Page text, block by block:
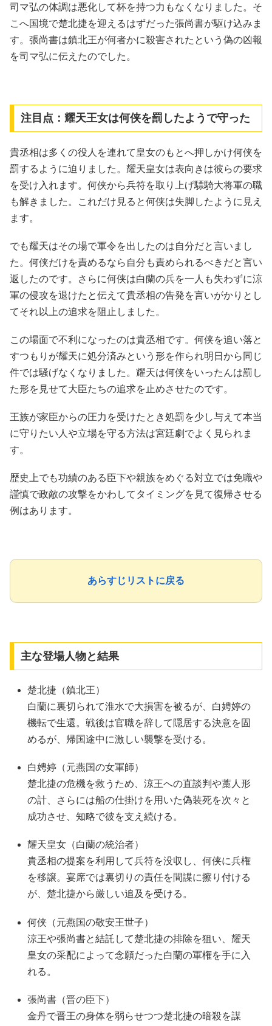
司マ弘の体調は悪化して杯を持つ力もなくなりました。そ
こへ国境で楚北捷を迎えるはずだった張尚書が駆け込みま
す。張尚書は鎮北王が何者かに殺害されたという偽の凶報
を司マ弘に伝えたのでした。
注目点：耀天王女は何侠を罰したようで守った
貴丞相は多くの役人を連れて皇女のもとへ押しかけ何侠を
罰するように迫りました。耀天皇女は表向きは彼らの要求
を受け入れます。何侠から兵符を取り上げ驃騎大将軍の職
も解きました。これだけ見ると何侠は失脚したように見え
ます。
でも耀天はその場で軍令を出したのは自分だと言いまし
た。何侠だけを責めるなら自分も責められるべきだと言い
返したのです。さらに何侠は白蘭の兵を一人も失わずに涼
軍の侵攻を退けたと伝えて貴丞相の告発を言いがかりとし
てそれ以上の追求を阻止しました。
この場面で不利になったのは貴丞相です。何侠を追い落と
すつもりが耀天に処分済みという形を作られ明日から同じ
件では騒げなくなりました。耀天は何侠をいったんは罰し
た形を見せて大臣たちの追求を止めさせたのです。
王族が家臣からの圧力を受けたとき処罰を少し与えて本当
に守りたい人や立場を守る方法は宮廷劇でよく見られま
す。
歴史上でも功績のある臣下や親族をめぐる対立では免職や
謹慎で政敵の攻撃をかわしてタイミングを見て復帰させる
例はあります。
あらすじリストに戻る
主な登場人物と結果
楚北捷（鎮北王）
白蘭に裏切られて淮水で大損害を被るが、白娉婷の
機転で生還。戦後は官職を辞して隠居する決意を固
めるが、帰国途中に激しい襲撃を受ける。
白娉婷（元燕国の女軍師）
楚北捷の危機を救うため、涼王への直談判や藁人形
の計、さらには船の仕掛けを用いた偽装死を次々と
成功させ、知略で彼を支え続ける。
耀天皇女（白蘭の統治者）
貴丞相の提案を利用して兵符を没収し、何侠に兵権
を移譲。宴席では裏切りの責任を間諜に擦り付ける
が、楚北捷から厳しい追及を受ける。
何侠（元燕国の敬安王世子）
涼王や張尚書と結託して楚北捷の排除を狙い、耀天
皇女の采配によって念願だった白蘭の軍権を手に入
れる。
張尚書（晋の臣下）
金丹で晋王の身体を弱らせつつ楚北捷の暗殺を謀